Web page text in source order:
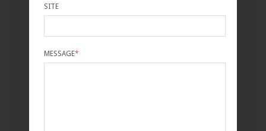
SITE
MESSAGE*